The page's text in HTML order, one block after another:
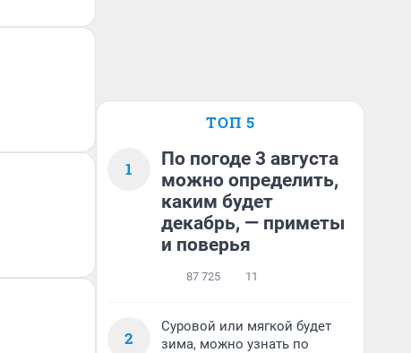
ТОП 5
1
По погоде 3 августа
можно определить,
каким будет
декабрь, — приметы
и поверья
87 725 11
2
Суровой или мягкой будет
зима, можно узнать по